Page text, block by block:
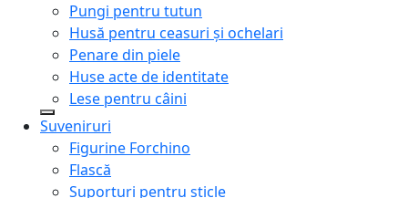
Pungi pentru tutun
Husă pentru ceasuri și ochelari
Penare din piele
Huse acte de identitate
Lese pentru câini
Suveniruri
Figurine Forchino
Flască
Suporturi pentru sticle